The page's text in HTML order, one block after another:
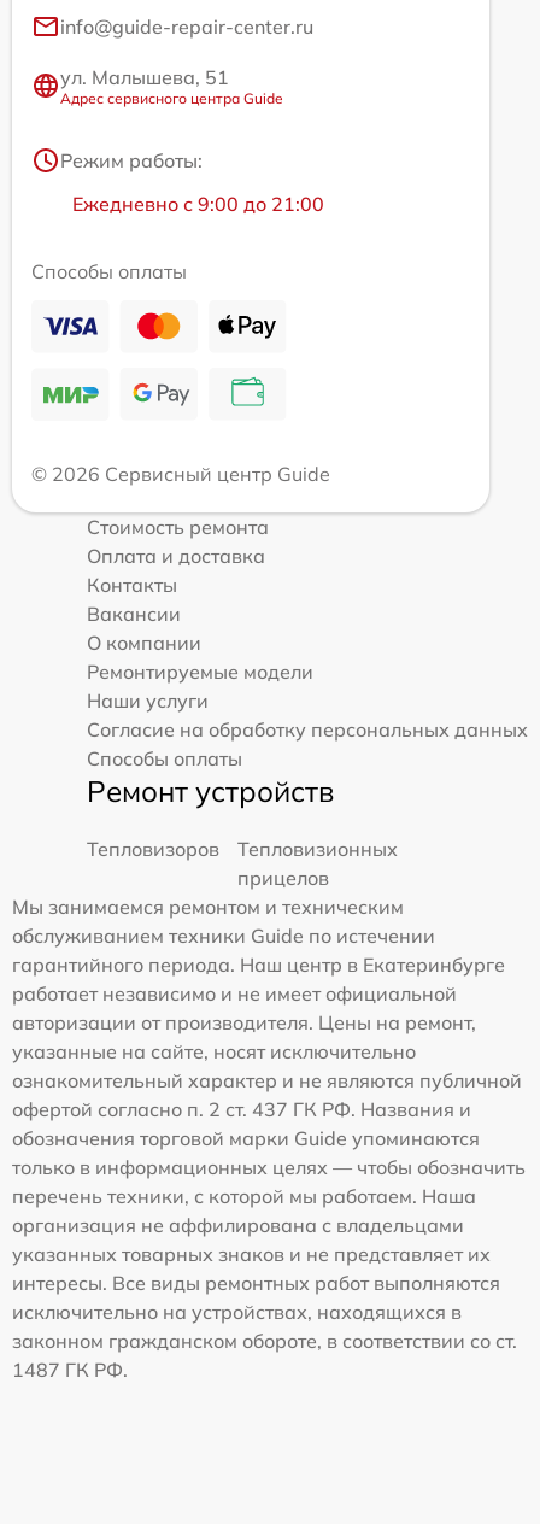
info@guide-repair-center.ru
ул. Малышева, 51
Адрес сервисного центра Guide
Режим работы:
Ежедневно с 9:00 до 21:00
Способы оплаты
© 2026 Сервисный центр Guide
Стоимость ремонта
Оплата и доставка
Контакты
Вакансии
О компании
Ремонтируемые модели
Наши услуги
Согласие на обработку персональных данных
Способы оплаты
Ремонт устройств
Тепловизоров
Тепловизионных
прицелов
Мы занимаемся ремонтом и техническим
обслуживанием техники Guide по истечении
гарантийного периода. Наш центр в Екатеринбурге
работает независимо и не имеет официальной
авторизации от производителя. Цены на ремонт,
указанные на сайте, носят исключительно
ознакомительный характер и не являются публичной
офертой согласно п. 2 ст. 437 ГК РФ. Названия и
обозначения торговой марки Guide упоминаются
только в информационных целях — чтобы обозначить
перечень техники, с которой мы работаем. Наша
организация не аффилирована с владельцами
указанных товарных знаков и не представляет их
интересы. Все виды ремонтных работ выполняются
исключительно на устройствах, находящихся в
законном гражданском обороте, в соответствии со ст.
1487 ГК РФ.